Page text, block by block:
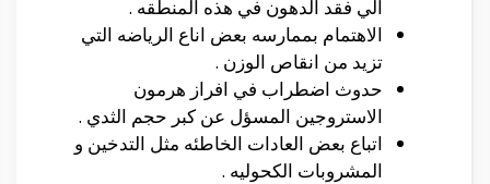
الي فقد الدهون في هذه المنطقه .
الاهتمام بممارسه بعض اناع الرياضه التي
تزيد من انقاص الوزن .
حدوث اضطراب في افراز هرمون
الاستروجين المسؤل عن كبر حجم الثدي .
اتباع بعض العادات الخاطئه مثل التدخين و
المشروبات الكحوليه .